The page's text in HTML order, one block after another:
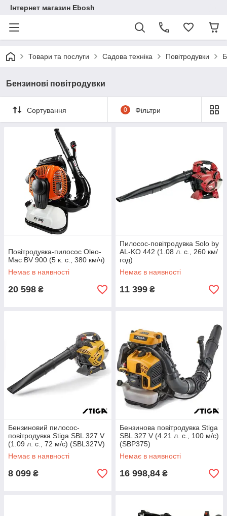
Інтернет магазин Ebosh
Товари та послуги Садова техніка Повітродувки
Бензинові повітродувки
Сортування 0 Фільтри
Повітродувка-пилосос Oleo-
Mac BV 900 (5 к. с., 380 км/ч)
Немає в наявності
20 598 ₴
Пилосос-повітродувка Solo by
AL-KO 442 (1.08 л. с., 260 км/
год)
Немає в наявності
11 399 ₴
Бензиновий пилосос-
повітродувка Stiga SBL 327 V
(1.09 л. с., 72 м/с) (SBL327V)
Немає в наявності
8 099 ₴
Бензинова повітродувка Stiga
SBL 327 V (4.21 л. с., 100 м/с)
(SBP375)
Немає в наявності
16 998,84 ₴